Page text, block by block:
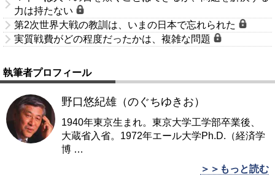
力は持たない
第2次世界大戦の教訓は、いまの日本で忘れられた
実質戦費がどの程度だったかは、複雑な問題
執筆者プロフィール
野口悠紀雄（のぐちゆきお）
1940年東京生まれ。東京大学工学部卒業後、
大蔵省入省。1972年エール大学Ph.D.（経済学
博 …
＞＞もっと読む